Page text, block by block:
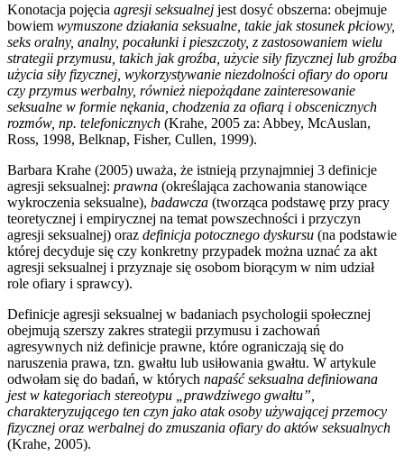
Konotacja pojęcia agresji seksualnej jest dosyć obszerna: obejmuje
bowiem wymuszone działania seksualne, takie jak stosunek płciowy,
seks oralny, analny, pocałunki i pieszczoty, z zastosowaniem wielu
strategii przymusu, takich jak groźba, użycie siły fizycznej lub groźba
użycia siły fizycznej, wykorzystywanie niezdolności ofiary do oporu
czy przymus werbalny, również niepożądane zainteresowanie
seksualne w formie nękania, chodzenia za ofiarą i obscenicznych
rozmów, np. telefonicznych (Krahe, 2005 za: Abbey, McAuslan,
Ross, 1998, Belknap, Fisher, Cullen, 1999).
Barbara Krahe (2005) uważa, że istnieją przynajmniej 3 definicje
agresji seksualnej: prawna (określająca zachowania stanowiące
wykroczenia seksualne), badawcza (tworząca podstawę przy pracy
teoretycznej i empirycznej na temat powszechności i przyczyn
agresji seksualnej) oraz definicja potocznego dyskursu (na podstawie
której decyduje się czy konkretny przypadek można uznać za akt
agresji seksualnej i przyznaje się osobom biorącym w nim udział
role ofiary i sprawcy).
Definicje agresji seksualnej w badaniach psychologii społecznej
obejmują szerszy zakres strategii przymusu i zachowań
agresywnych niż definicje prawne, które ograniczają się do
naruszenia prawa, tzn. gwałtu lub usiłowania gwałtu. W artykule
odwołam się do badań, w których napaść seksualna definiowana
jest w kategoriach stereotypu „prawdziwego gwałtu”,
charakteryzującego ten czyn jako atak osoby używającej przemocy
fizycznej oraz werbalnej do zmuszania ofiary do aktów seksualnych
(Krahe, 2005).